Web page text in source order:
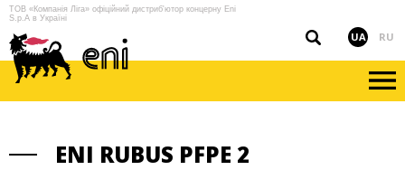
ТОВ «Компанія Ліга» офіційний дистриб'ютор концерну Eni
S.p.A в Україні
UA RU
ENI RUBUS PFPE 2